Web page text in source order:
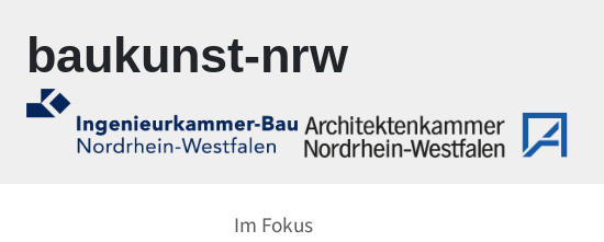
baukunst-nrw
Im Fokus